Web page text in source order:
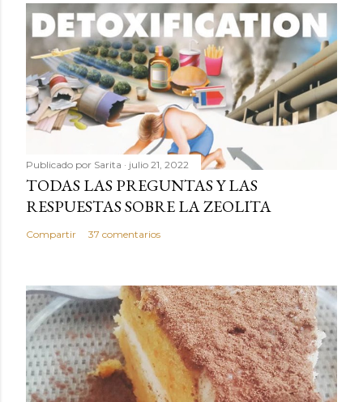
Publicado por Sarita julio 21, 2022
TODAS LAS PREGUNTAS Y LAS
RESPUESTAS SOBRE LA ZEOLITA
Compartir 37 comentarios